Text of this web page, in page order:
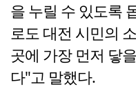
을 누릴 수 있도록
로도 대전 시민의
곳에 가장 먼저 닿
다"고 말했다.